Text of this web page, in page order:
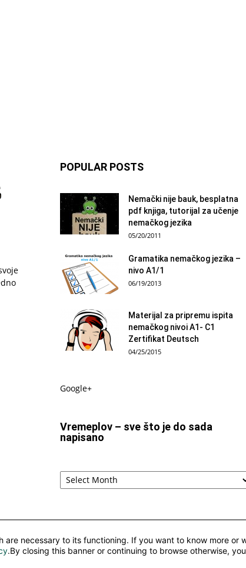
POPULAR POSTS
Nemački nije bauk, besplatna
pdf knjiga, tutorijal za učenje
nemačkog jezika
05/20/2011
Gramatika nemačkog jezika –
nivo A1/1
06/19/2013
Materijal za pripremu ispita
nemačkog nivoi A1- C1
Zertifikat Deutsch
04/25/2015
Google+
Vremeplov – sve što je do sada
napisano
Vremeplov
je
sada
napisano
necessary to its functioning. If you want to know more
.By closing this banner or continuing to browse otherwise,